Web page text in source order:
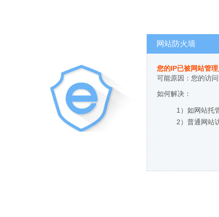
网站防火墙
您的IP已被网站管
可能原因：您的访
如何解决：
1）如网站托
2）普通网站